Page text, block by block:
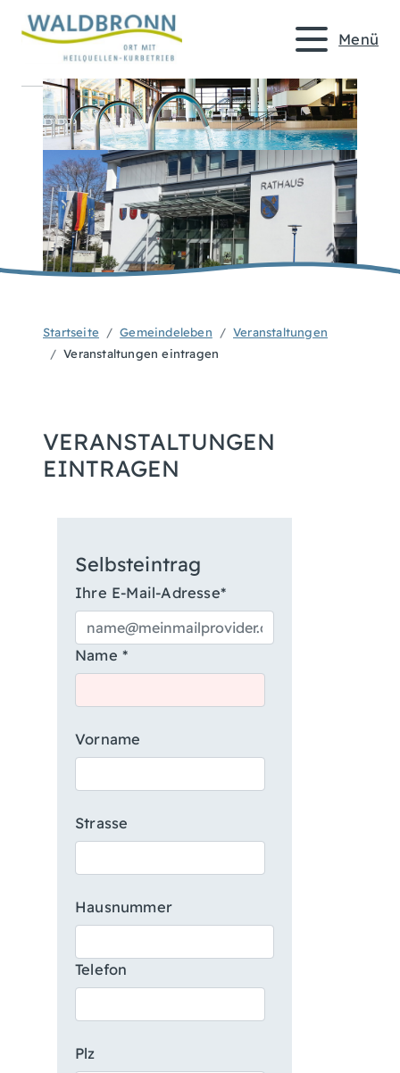
Menü
Startseite Gemeindeleben
Veranstaltungen
Veranstaltungen eintragen
VERANSTALTUNGEN
EINTRAGEN
Selbsteintrag
Ihre E-Mail-Adresse*
Name *
Vorname
Strasse
Hausnummer
Telefon
Plz